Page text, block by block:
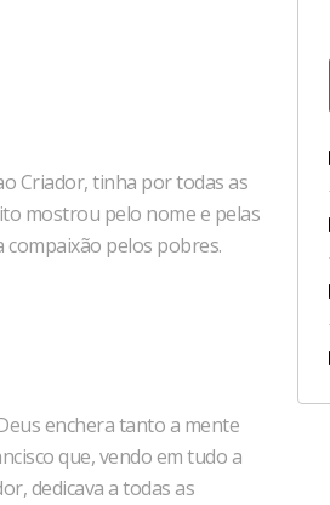
Criador, tinha por todas as
mostrou pelo nome e pelas
compaixão pelos pobres.
enchera tanto a mente
que, vendo em tudo a
dedicava a todas as